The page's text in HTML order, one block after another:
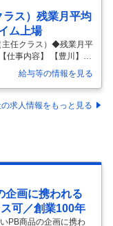
ス）残業月平均
ム上場
主任クラス）◆残業月平
仕事内容】 【豊川】カ
程度／有給休暇率約
で唯一「カゴメケチ
として改善推進やメン
を持つ食品メーカー～
佐・生産効率・品質改
だけでなく、メン
給与等の情報を見る
求人情報をもっと見る
企画に携われる
可／創業100年
PB商品の企画に携わ